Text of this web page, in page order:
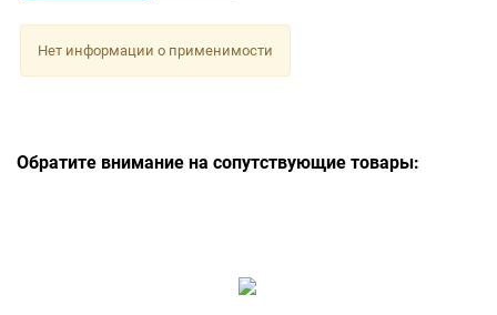
Нет информации о применимости
Обратите внимание на сопутствующие товары: